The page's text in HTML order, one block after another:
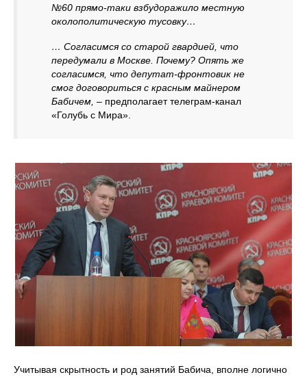
№60 прямо-таки взбудоражило местную
околополитическую тусовку…
… Согласимся со старой гвардией, что
передумали в Москве. Почему? Опять же
согласимся, что депутат-фронтовик не
смог договориться с красным майнером
Бабичем, – предполагает телеграм-канал
«Голубь с Мира».
Учитывая скрытность и род занятий Бабича, вполне логично